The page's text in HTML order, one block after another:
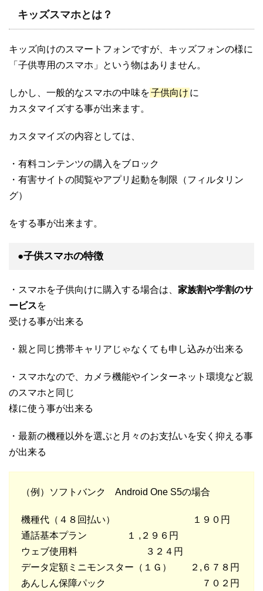
キッズスマホとは？
キッズ向けのスマートフォンですが、キッズフォンの様に
「子供専用のスマホ」という物はありません。
しかし、一般的なスマホの中味を子供向け に
カスタマイズする事が出来ます。
カスタマイズの内容としては、
・有料コンテンツの購入をブロック
・有害サイトの閲覧やアプリ起動を制限（フィルタリン
グ）
をする事が出来ます。
●子供スマホの特徴
・スマホを子供向けに購入する場合は、 家族割や学割のサ
ービスを
受ける事が出来る
・親と同じ携帯キャリアじゃなくても申し込みが出来る
・スマホなので、カメラ機能やインターネット環境など親
のスマホと同じ
様に使う事が出来る
・最新の機種以外を選ぶと月々のお支払いを安く抑える事
が出来る
（例）ソフトバンク Android One S5の場合
機種代（４８回払い） １９０円
通話基本プラン １ ,２９６円
ウェブ使用料 ３２４円
データ定額ミニモンスター（１Ｇ） ２,６７８円
あんしん保障パック ７０２円